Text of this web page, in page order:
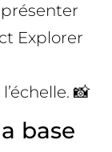
Explorer
📸
base